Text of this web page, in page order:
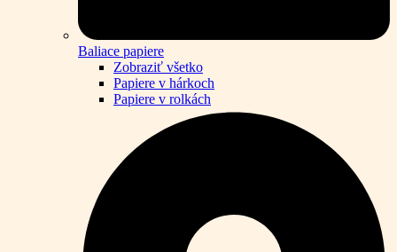
Baliace papiere
Zobraziť všetko
Papiere v hárkoch
Papiere v rolkách